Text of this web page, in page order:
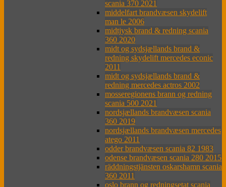
scania 370 2021
middelfart brandvæsen skydelift
man le 2006
midtjysk brand & redning scania
360 2020
midt og sydsjællands brand &
redning skydelift mercedes econic
2011
midt og sydsjællands brand &
redning mercedes actros 2002
mosseregionens brann og redning
scania 500 2021
nordsjællands brandvæsen scania
360 2019
nordsjællands brandvæsen mercedes
atego 2011
odder brandvæsen scania 82 1983
odense brandvæsen scania 280 2015
räddningstjänsten oskarshamn scania
360 2011
oslo brann og redningsetat scania